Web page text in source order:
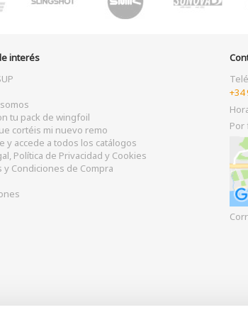
interés
tu pack de wingfoil
cortéis mi nuevo remo
y accede a todos los catálogos
Política de Privacidad y Cookies
y Condiciones de Compra
+34
Por